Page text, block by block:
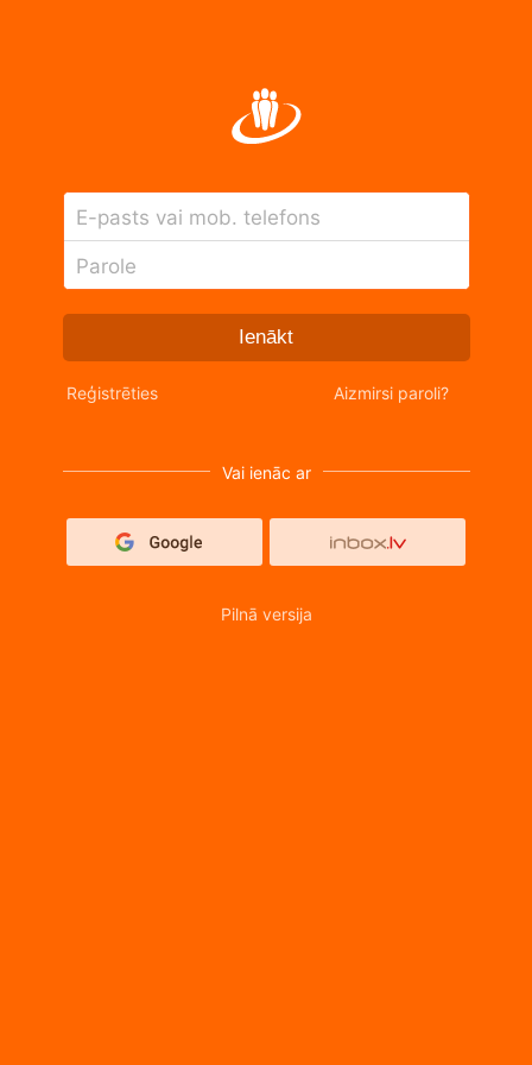
E-pasts vai mob. telefons
Parole
Ienākt
Reģistrēties Aizmirsi paroli?
Vai ienāc ar
Pilnā versija